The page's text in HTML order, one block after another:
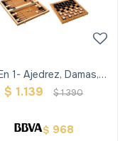
1- Ajedrez, Damas,
Backgammon Grande
$ 1.139 $1.390
$ 968